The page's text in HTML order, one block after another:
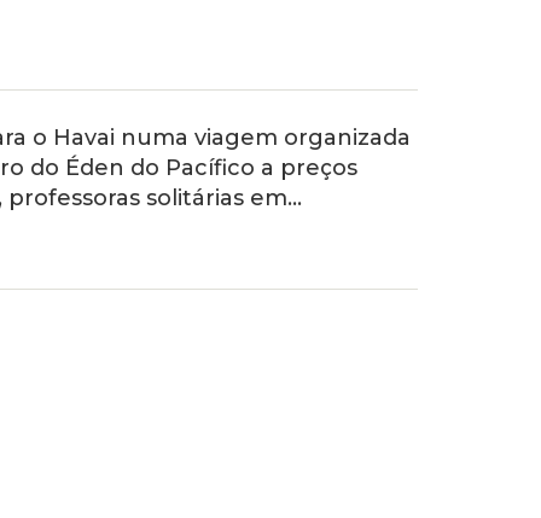
o Havai numa viagem organizada
do Éden do Pacífico a preços
solitárias em…